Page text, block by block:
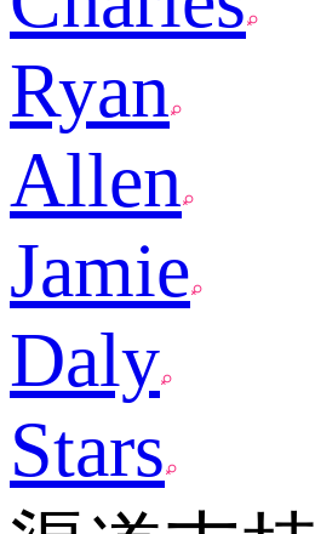
Ryan
Allen
Jamie
Daly
Stars